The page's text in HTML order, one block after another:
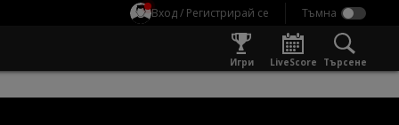
Вход / Регистрирай се
Игри LiveScore Търсене